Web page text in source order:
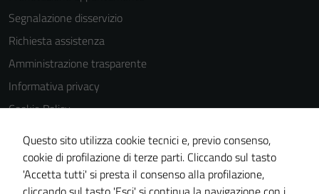
Segnalazione disservizio
Richiesta assistenza
Amministrazione trasparente
Informativa privacy
Cookie Policy
Note legali
Dichiarazione di accessibilità
Piano di miglioramento del sito
Questo sito utilizza cookie tecnici e, previo consenso,
cookie di profilazione di terze parti. Cliccando sul tasto
'Accetta tutti' si presta il consenso alla profilazione,